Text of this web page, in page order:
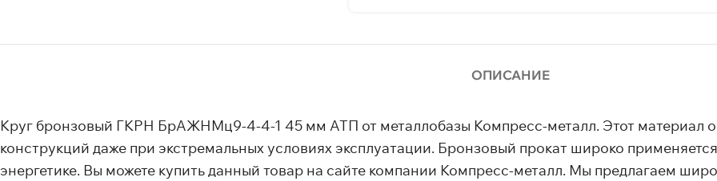
ОПИСАНИЕ
Круг бронзовый ГКРН БрАЖНМц9-4-4-1 45 мм АТП от металлобазы Компресс-металл. Этот материал
конструкций даже при экстремальных условиях эксплуатации. Бронзовый прокат широко
энергетике. Вы можете купить данный товар на сайте компании Компресс-металл. Мы предлагаем